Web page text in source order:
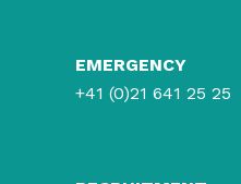
EMERGENCY
+41 (0)21 641 25 25